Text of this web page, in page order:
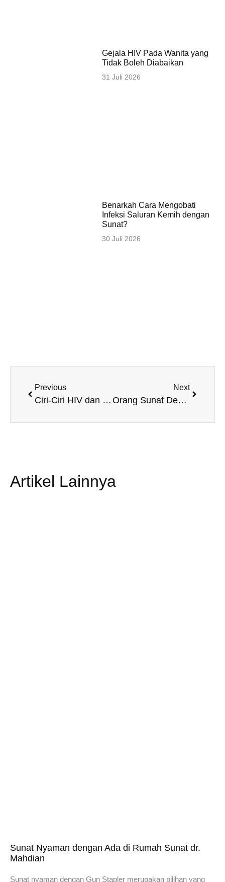
Gejala HIV Pada Wanita yang
Tidak Boleh Diabaikan
31 Juli 2026
Benarkah Cara Mengobati
Infeksi Saluran Kemih dengan
Sunat?
30 Juli 2026
Previous
Ciri-Ciri HIV dan Cara Mendiagnosisnya
Next
Orang Sunat Dewasa dan Tidak, Ternyata Ada Bedanya, Lho!
Artikel Lainnya
Sunat Nyaman dengan Ada di Rumah Sunat dr.
Mahdian
Sunat nyaman dengan Gun Stapler merupakan pilihan yang